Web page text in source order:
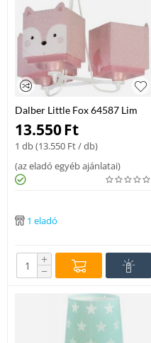
Dalber Little Fox 64587 Lim
Csillar Gyerekszobaba
Muanyag E27 lámpa
13.550Ft
1 db (13.550 Ft/ db)
(az eladó egyéb ajánlatai)
1 eladó
+
−